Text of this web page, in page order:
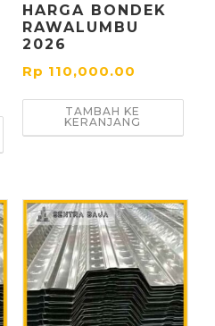
HARGA BONDEK
RAWALUMBU
2026
Rp 110,000.00
TAMBAH KE
KERANJANG